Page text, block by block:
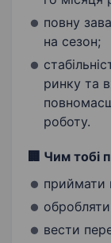
повну
на сезон;
ринку та
роботу.
🏢
Чим тобі
приймати
вести